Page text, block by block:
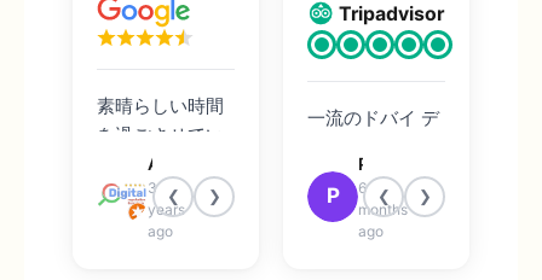
素晴らしい時間
を過ごさせてい
ただきました！
ドライバーは素
晴らしい仕事を
3
years
ago
❮ ❯
Tripadvisor
一流のドバイ デ
ツアーでは、ツ
アー ガイドが可
能な場合はアビ
P
6
months
ago
❮ ❯